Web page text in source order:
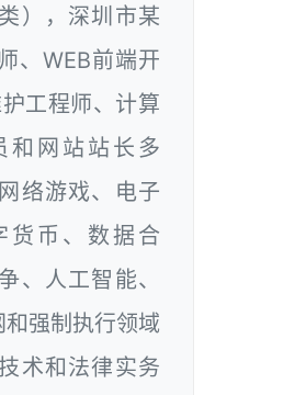
），深圳市某
、WEB前端开
工程师、计算
和网站站长多
络游戏、电子
货币、数据合
、人工智能、
强制执行领域
术和法律实务